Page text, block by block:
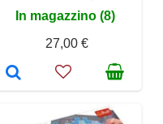
In magazzino (8)
27,00 €